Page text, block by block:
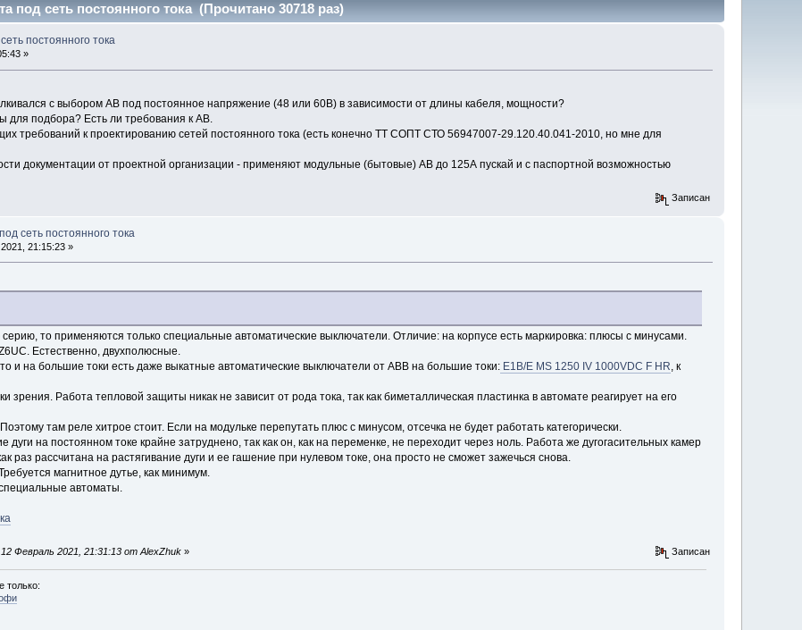
под сеть постоянного тока (Прочитано 30718 раз)
постоянного тока
»
с выбором АВ под постоянное напряжение (48 или 60В) в зависимости от длины кабеля, мощности?
для подбора? Есть ли требования к АВ.
требований к проектированию сетей постоянного тока (есть конечно ТТ СОПТ СТО 56947007-29.120.40.041-2010, но мне для
документации от проектной организации - применяют модульные (бытовые) АВ до 125А пускай и с паспортной возможностью
Записан
сеть постоянного тока
21:15:23 »
то применяются только специальные автоматические выключатели. Отличие: на корпусе есть маркировка: плюсы с минусами.
Естественно, двухполюсные.
и на большие токи есть даже выкатные автоматические выключатели от АВВ на большие токи:E1B/E MS 1250 IV 1000VDC F HR , к
зрения. Работа тепловой защиты никак не зависит от рода тока, так как биметаллическая пластинка в автомате реагирует на его
там реле хитрое стоит. Если на модульке перепутать плюс с минусом, отсечка не будет работать категорически.
на постоянном токе крайне затруднено, так как он, как на переменке, не переходит через ноль. Работа же дугогасительных камер
раз рассчитана на растягивание дуги и ее гашение при нулевом токе, она просто не сможет зажечься снова.
магнитное дутье, как минимум.
автоматы.
Февраль 2021, 21:31:13 от AlexZhuk» Записан
только: